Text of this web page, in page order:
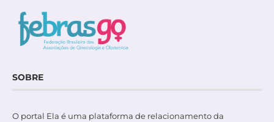
SOBRE
O portal Ela é uma plataforma de relacionamento da